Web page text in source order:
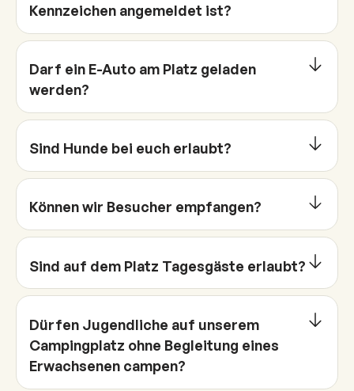
Kennzeichen angemeldet ist?
Darf ein E-Auto am Platz geladen
werden?
Sind Hunde bei euch erlaubt?
Können wir Besucher empfangen?
Sind auf dem Platz Tagesgäste erlaubt?
Dürfen Jugendliche auf unserem
Campingplatz ohne Begleitung eines
Erwachsenen campen?